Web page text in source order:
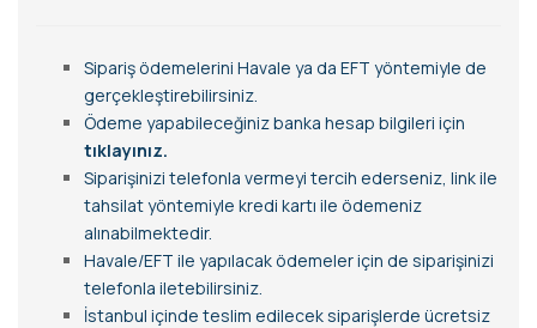
Sipariş ödemelerini Havale ya da EFT yöntemiyle de
gerçekleştirebilirsiniz.
Ödeme yapabileceğiniz banka hesap bilgileri için
tıklayınız.
Siparişinizi telefonla vermeyi tercih ederseniz, link ile
tahsilat yöntemiyle kredi kartı ile ödemeniz
alınabilmektedir.
Havale/EFT ile yapılacak ödemeler için de siparişinizi
telefonla iletebilirsiniz.
İstanbul içinde teslim edilecek siparişlerde ücretsiz